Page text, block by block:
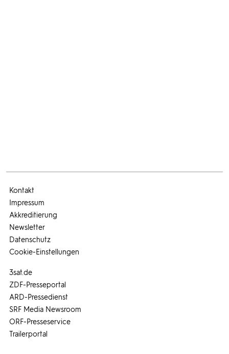
3sat.de
ZDF-Presseportal
ARD-Pressedienst
SRF Media Newsroom
ORF-Presseservice
Trailerportal
Kontakt
Impressum
Akkreditierung
Newsletter
Datenschutz
Cookie-Einstellungen